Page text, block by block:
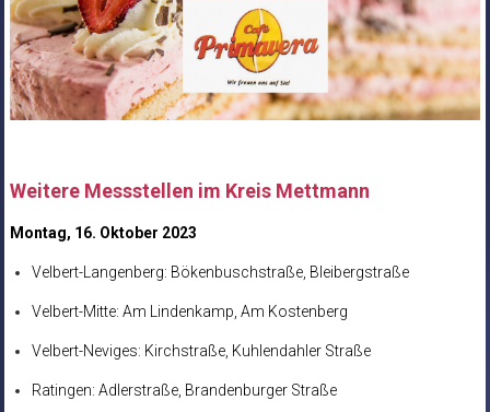
Weitere Messstellen im Kreis Mettmann
Montag, 16. Oktober 2023
Velbert-Langenberg: Bökenbuschstraße, Bleibergstraße
Velbert-Mitte: Am Lindenkamp, Am Kostenberg
Velbert-Neviges: Kirchstraße, Kuhlendahler Straße
Ratingen: Adlerstraße, Brandenburger Straße